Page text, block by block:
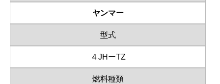
ヤンマー
型式
４JHーTZ
燃料種類